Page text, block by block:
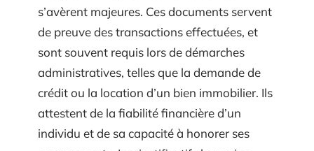
s’avèrent majeures. Ces documents servent
de preuve des transactions effectuées, et
sont souvent requis lors de démarches
administratives, telles que la demande de
crédit ou la location d’un bien immobilier. Ils
attestent de la fiabilité financière d’un
individu et de sa capacité à honorer ses